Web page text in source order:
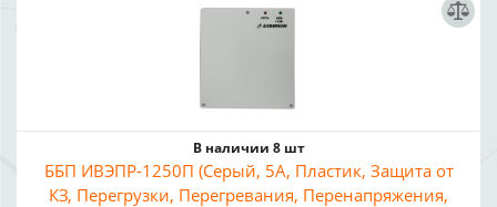
В наличии 8 шт
ББП ИВЭПР-1250П (Серый, 5А, Пластик, Защита от
КЗ, Перегрузки, Перегревания, Перенапряжения,